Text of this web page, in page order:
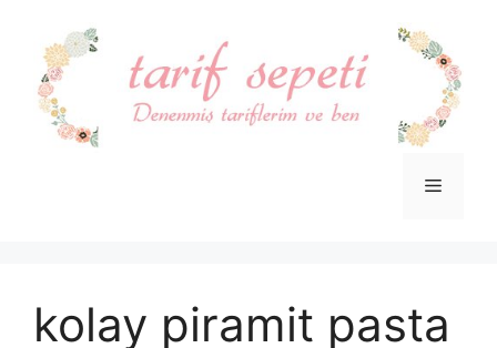
Menü
kolay piramit pasta